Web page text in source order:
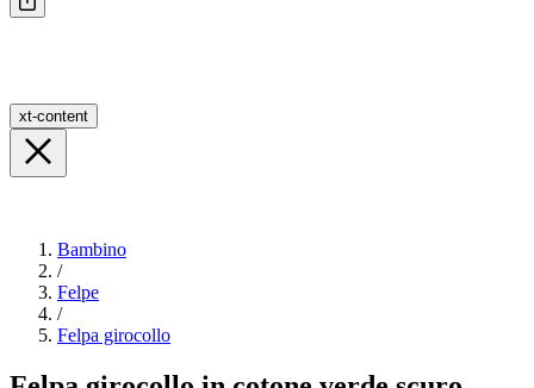
xt-content
Bambino
/
Felpe
/
Felpa girocollo